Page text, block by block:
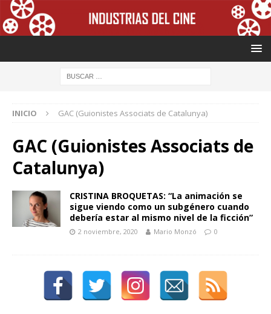
INICIO GAC (Guionistes Associats de Catalunya)
GAC (Guionistes Associats de
Catalunya)
CRISTINA BROQUETAS: “La animación se
sigue viendo como un subgénero cuando
debería estar al mismo nivel de la ficción”
2 noviembre, 2020 Mario Monzó 0